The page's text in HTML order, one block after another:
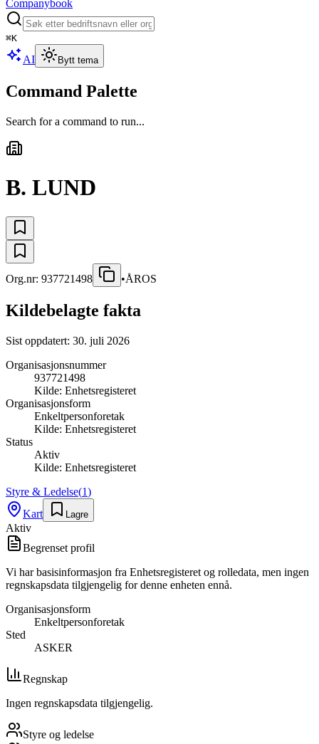
Companybook
⌘K
AI Bytt tema
Command Palette
Search for a command to run...
B. LUND
Org.nr: 937721498 •ÅROS
Kildebelagte fakta
Sist oppdatert: 30. juli 2026
Organisasjonsnummer
937721498
Kilde: Enhetsregisteret
Organisasjonsform
Enkeltpersonforetak
Kilde: Enhetsregisteret
Status
Aktiv
Kilde: Enhetsregisteret
Styre & Ledelse(1)
Kart
Lagre
Aktiv
Begrenset profil
Vi har basisinformasjon fra Enhetsregisteret og rolledata, men ingen
regnskapsdata tilgjengelig for denne enheten ennå.
Organisasjonsform
Enkeltpersonforetak
Sted
ASKER
Regnskap
Ingen regnskapsdata tilgjengelig.
Styre og ledelse